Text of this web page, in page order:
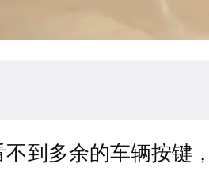
到多余的车辆按键